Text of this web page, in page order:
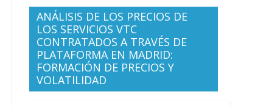
ANÁLISIS DE LOS PRECIOS DE
LOS SERVICIOS VTC
CONTRATADOS A TRAVÉS DE
PLATAFORMA EN MADRID:
FORMACIÓN DE PRECIOS Y
VOLATILIDAD